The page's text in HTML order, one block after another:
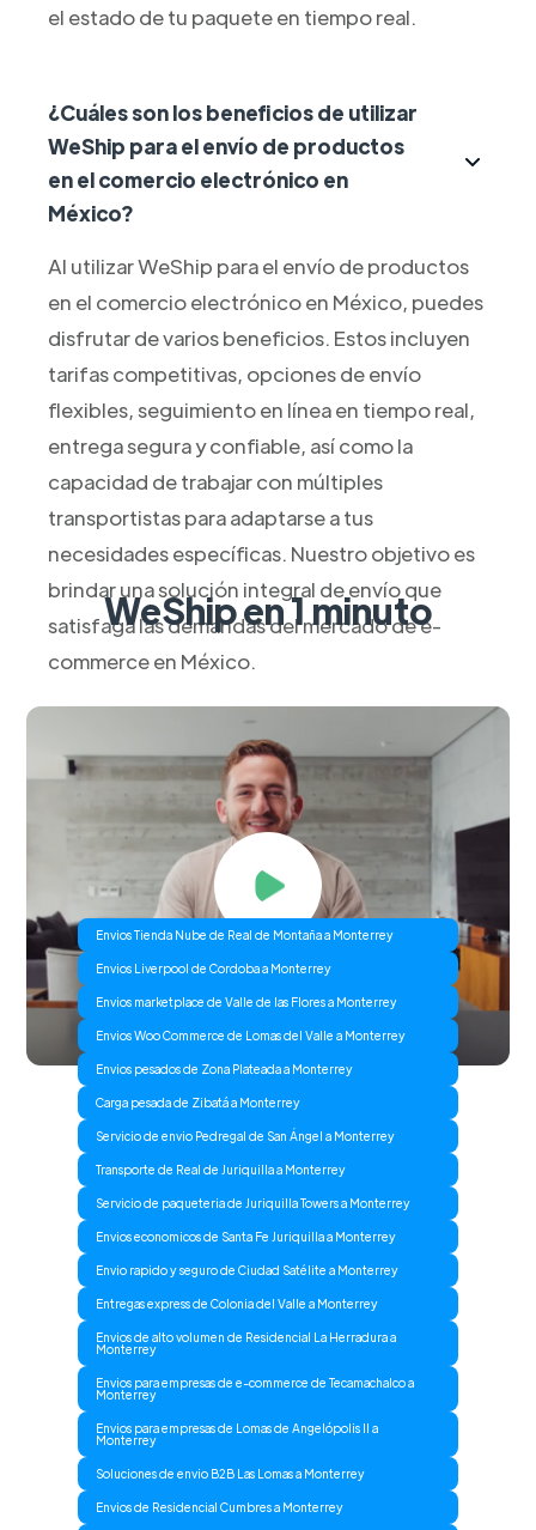
el estado de tu paquete en tiempo real.
¿Cuáles son los beneficios de utilizar
WeShip para el envío de productos
en el comercio electrónico en
México?
Al utilizar WeShip para el envío de productos
en el comercio electrónico en México, puedes
disfrutar de varios beneficios. Estos incluyen
tarifas competitivas, opciones de envío
flexibles, seguimiento en línea en tiempo real,
entrega segura y confiable, así como la
capacidad de trabajar con múltiples
transportistas para adaptarse a tus
necesidades específicas. Nuestro objetivo es
brindar una solución integral de envío que
satisfaga las demandas del mercado de e-
commerce en México.
WeShip en 1 minuto
Envios Tienda Nube de Real de Montaña a Monterrey
Envios Liverpool de Cordoba a Monterrey
Envios marketplace de Valle de las Flores a Monterrey
Envios Woo Commerce de Lomas del Valle a Monterrey
Envios pesados de Zona Plateada a Monterrey
Carga pesada de Zibatá a Monterrey
Servicio de envio Pedregal de San Ángel a Monterrey
Transporte de Real de Juriquilla a Monterrey
Servicio de paqueteria de Juriquilla Towers a Monterrey
Envios economicos de Santa Fe Juriquilla a Monterrey
Envio rapido y seguro de Ciudad Satélite a Monterrey
Entregas express de Colonia del Valle a Monterrey
Envios de alto volumen de Residencial La Herradura a
Monterrey
Envios para empresas de e-commerce de Tecamachalco a
Monterrey
Envios para empresas de Lomas de Angelópolis II a
Monterrey
Soluciones de envio B2B Las Lomas a Monterrey
Envios de Residencial Cumbres a Monterrey